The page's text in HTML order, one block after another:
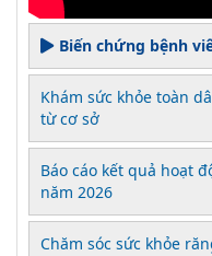
Biến chứng bệnh
Khám sức khỏe toàn
từ cơ sở
Báo cáo kết quả hoạt
năm 2026
Chăm sóc sức khỏe